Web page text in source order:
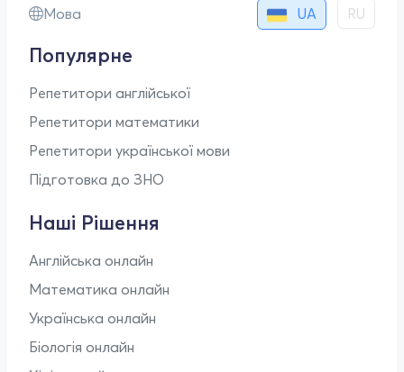
Мова
UA RU
Популярне
Репетитори англійської
Репетитори математики
Репетитори української мови
Підготовка до ЗНО
Наші Рішення
Англійська онлайн
Математика онлайн
Українська онлайн
Біологія онлайн